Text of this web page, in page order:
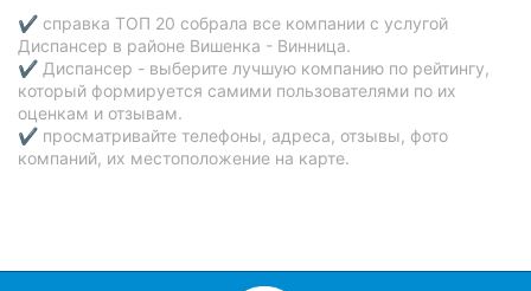
✔ справка ТОП 20 собрала все компании с услугой
Диспансер в районе Вишенка - Винница.
✔ Диспансер - выберите лучшую компанию по рейтингу,
который формируется самими пользователями по их
оценкам и отзывам.
✔ просматривайте телефоны, адреса, отзывы, фото
компаний, их местоположение на карте.